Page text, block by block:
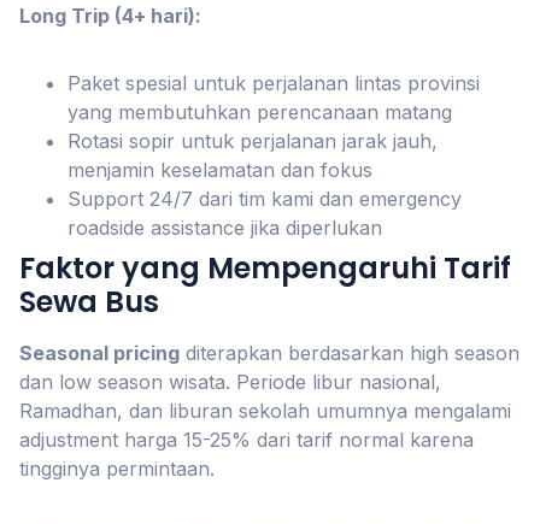
Long Trip (4+ hari):
Paket spesial untuk perjalanan lintas provinsi
yang membutuhkan perencanaan matang
Rotasi sopir untuk perjalanan jarak jauh,
menjamin keselamatan dan fokus
Support 24/7 dari tim kami dan emergency
roadside assistance jika diperlukan
Faktor yang Mempengaruhi Tarif
Sewa Bus
Seasonal pricing diterapkan berdasarkan high season
dan low season wisata. Periode libur nasional,
Ramadhan, dan liburan sekolah umumnya mengalami
adjustment harga 15-25% dari tarif normal karena
tingginya permintaan.